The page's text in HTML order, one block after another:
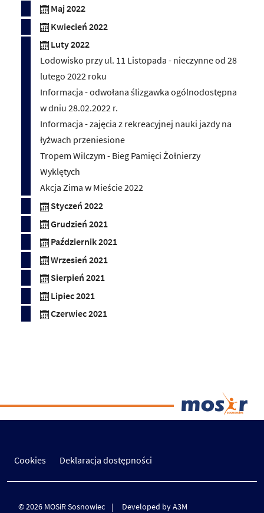
Maj 2022
Kwiecień 2022
Luty 2022
Lodowisko przy ul. 11 Listopada - nieczynne od 28
lutego 2022 roku
Informacja - odwołana ślizgawka ogólnodostępna
w dniu 28.02.2022 r.
Informacja - zajęcia z rekreacyjnej nauki jazdy na
łyżwach przeniesione
Tropem Wilczym - Bieg Pamięci Żołnierzy
Wyklętych
Akcja Zima w Mieście 2022
Styczeń 2022
Grudzień 2021
Październik 2021
Wrzesień 2021
Sierpień 2021
Lipiec 2021
Czerwiec 2021
Cookies Deklaracja dostępności
© 2026 MOSiR Sosnowiec Developed by A3M